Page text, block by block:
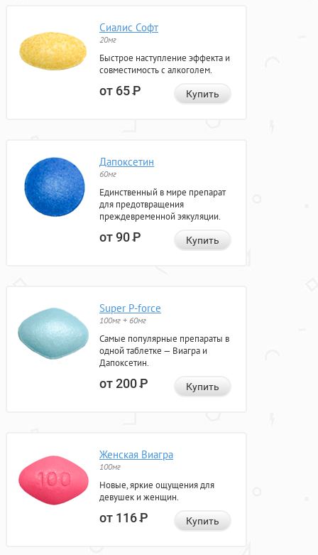
Сиалис Софт
20мг
Быстрое наступление эффекта и
совместимость с алкоголем.
от 65Р Купить
Дапоксетин
60мг
Единственный в мире препарат
для предотвращения
преждевременной эякуляции.
от 90Р Купить
Super P-force
100мг + 60мг
Самые популярные препараты в
одной таблетке — Виагра и
Дапоксетин.
от 200Р Купить
Женская Виагра
100мг
Новые, яркие ощущения для
девушек и женщин.
от 116Р Купить